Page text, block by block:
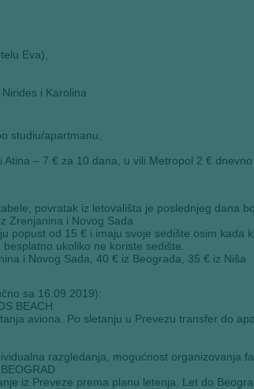
Eva),
i Karolina
studiu/apartmanu,
– 7 € za 10 dana, u vili Metropol 2 €
povratak iz letovališta je poslednjeg dana
Zrenjanina i Novog Sada
popust od 15 € i imaju svoje sedište osim kada
ukoliko ne koriste sedište.
i Novog Sada, 40 € iz Beograda, 35 € iz Niša
sa 16.09.2019):
BEACH
aviona. Po sletanju u Prevezu transfer do
razgledanja, mogućnost organizovanja
iz Preveze prema planu letenja. Let do